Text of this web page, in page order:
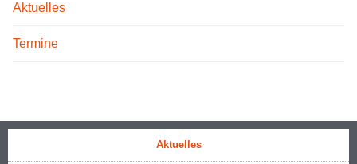
Aktuelles
Termine
Aktuelles